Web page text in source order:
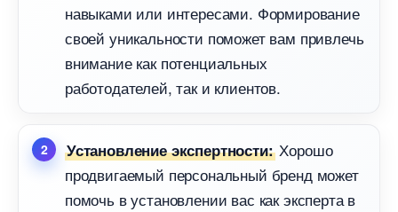
навыками или интересами. Формирование
своей уникальности поможет вам привлечь
нимание как потенциальных
работодателей, так и клиентов.
Установление экспертности:Хорошо
продвигаемый персональный бренд может
помочь в установлении вас как эксперта